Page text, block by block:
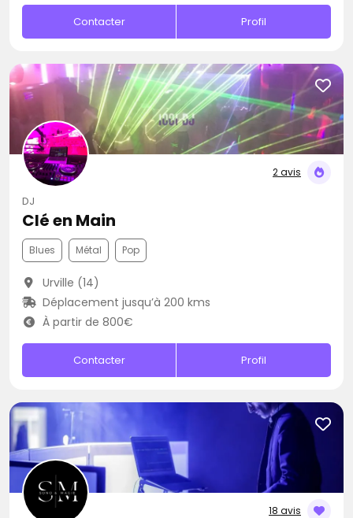
Contacter Profil
2 avis
DJ
Clé en Main
Blues Métal Pop
Urville (14)
Déplacement jusqu’à 200 kms
À partir de 800€
Contacter Profil
18 avis